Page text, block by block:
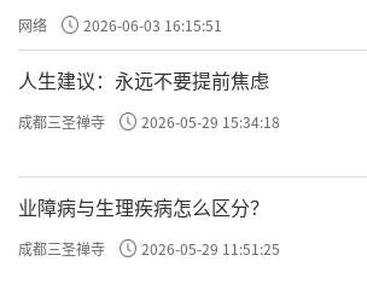
网络 2026-06-03 16:15:51
人生建议：永远不要提前焦虑
成都三圣禅寺 2026-05-29 15:34:18
业障病与生理疾病怎么区分？
成都三圣禅寺 2026-05-29 11:51:25